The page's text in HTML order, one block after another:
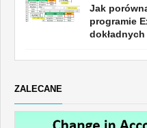
Jak
programie
ZALECANE